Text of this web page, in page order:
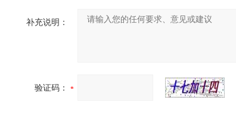
补充说明：
验证码：